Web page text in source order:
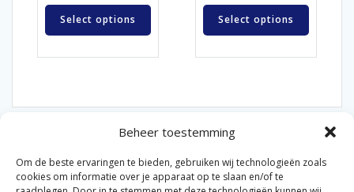
Beheer toestemming
Om de beste ervaringen te bieden, gebruiken wij technologieën zoals
cookies om informatie over je apparaat op te slaan en/of te
Select options Select options